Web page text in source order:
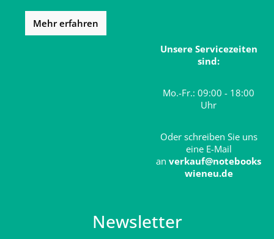
Mehr erfahren
Unsere Servicezeiten
sind:
Mo.-Fr.: 09:00 - 18:00
Uhr
Oder schreiben Sie uns
eine E-Mail
an verkauf@notebooks
wieneu.de
Newsletter